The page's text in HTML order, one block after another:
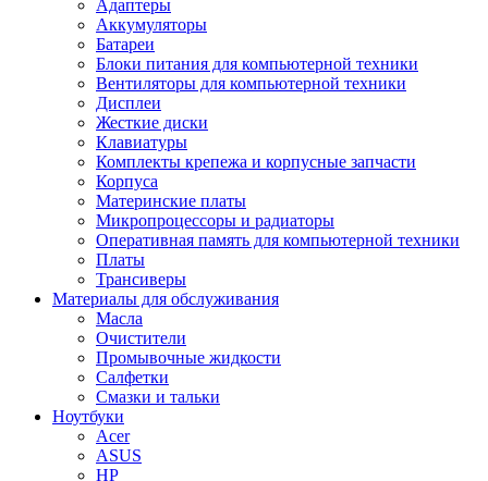
Адаптеры
Аккумуляторы
Батареи
Блоки питания для компьютерной техники
Вентиляторы для компьютерной техники
Дисплеи
Жесткие диски
Клавиатуры
Комплекты крепежа и корпусные запчасти
Корпуса
Материнские платы
Микропроцессоры и радиаторы
Оперативная память для компьютерной техники
Платы
Трансиверы
Материалы для обслуживания
Масла
Очистители
Промывочные жидкости
Салфетки
Смазки и тальки
Ноутбуки
Acer
ASUS
HP